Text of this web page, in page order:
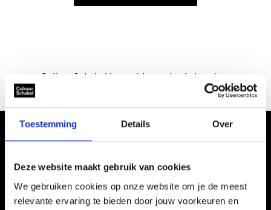
Toestemming Details Over
Deze website maakt gebruik van cookies
We gebruiken cookies op onze website om je de meest
relevante ervaring te bieden door jouw voorkeuren en
CultuurSchakel brengt je verder in kunst en